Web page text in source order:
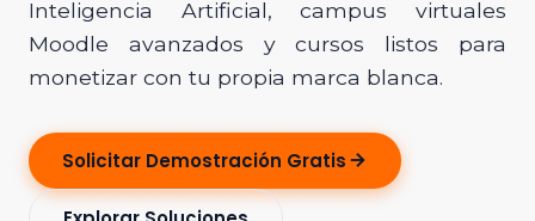
Inteligencia Artificial, campus virtuales
Moodle avanzados y cursos listos para
monetizar con tu propia marca blanca.
Solicitar Demostración Gratis